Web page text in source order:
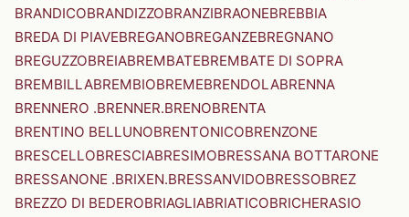
BRANDICOBRANDIZZOBRANZIBRAONEBREBBIA
BREDA DI PIAVEBREGANOBREGANZEBREGNANO
BREGUZZOBREIABREMBATEBREMBATE DI SOPRA
BREMBILLABREMBIOBREMEBRENDOLABRENNA
BRENNERO .BRENNER.BRENOBRENTA
BRENTINO BELLUNOBRENTONICOBRENZONE
BRESCELLOBRESCIABRESIMOBRESSANA BOTTARONE
BRESSANONE .BRIXEN.BRESSANVIDOBRESSOBREZ
BREZZO DI BEDEROBRIAGLIABRIATICOBRICHERASIO